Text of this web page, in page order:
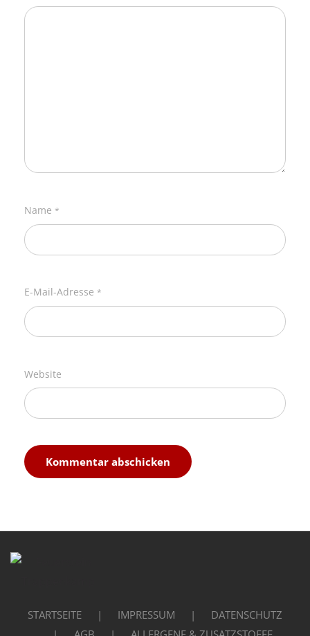
Name *
E-Mail-Adresse *
Website
STARTSEITE IMPRESSUM
DATENSCHUTZ